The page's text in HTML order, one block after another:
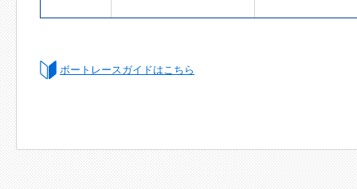
ボートレースガイドはこちら